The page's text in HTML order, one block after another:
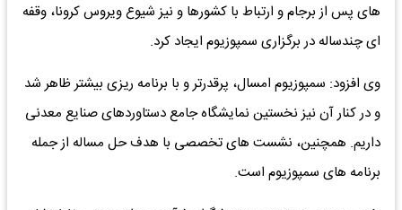
های پس از برجام و ارتباط با کشورها و نیز شیوع ویروس کرونا، وقفه
ای چندساله در برگزاری سمپوزیوم ایجاد کرد.
وی افزود: سمپوزیوم امسال، پرقدرتر و با برنامه ریزی بیشتر ظاهر شد
و در کنار آن نیز نخستین نمایشگاه جامع دستاوردهای صنایع معدنی
داریم. همچنین، نشست های تخصصی با هدف حل مساله از جمله
برنامه های سمپوزیوم است.